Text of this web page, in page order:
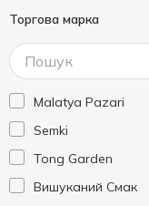
Торгова марка
Malatya Pazari
Semki
Tong Garden
Вишуканий Смак